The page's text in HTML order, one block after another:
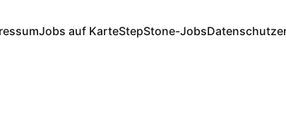
Jobs auf KarteStepStone-Jobs